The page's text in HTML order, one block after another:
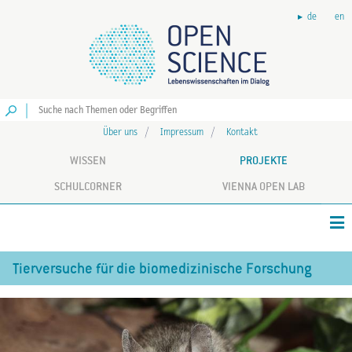
de en
Über uns Impressum Kontakt
WISSEN PROJEKTE
SCHULCORNER VIENNA OPEN LAB
Tierversuche für die biomedizinische Forschung